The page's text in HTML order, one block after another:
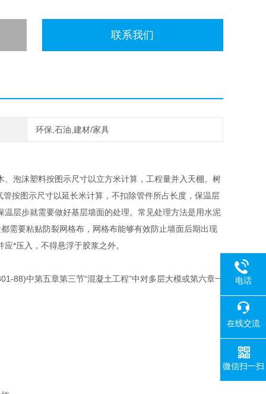
联系我们
环保,石油,建材/家具
泡沫塑料按图示尺寸以立方米计算，工程量并入天棚。树
按图示尺寸以延长米计算，不扣除管件所占长度，保温层
层步就需要做好基层墙面的处理。常见处理方法是用水泥
需要粘贴防裂网格布，网格布能够有效防止墙面后期出现
*压入，不得悬浮于胶浆之外。
88)中第五章第三节“混凝土工程”中对多层大模或第六章一 电话
在线交流
微信扫一扫